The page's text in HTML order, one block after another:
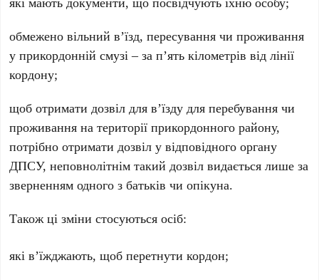
обмежено вільний вʼїзд, пересування чи проживання
у прикордонній смузі – за пʼять кілометрів від лінії
кордону;
щоб отримати дозвіл для вʼїзду для перебування чи
проживання на території прикордонного району,
потрібно отримати дозвіл у відповідного органу
ДПСУ, неповнолітнім такий дозвіл видається лише за
зверненням одного з батьків чи опікуна.
Також ці зміни стосуються осіб:
які вʼїжджають, щоб перетнути кордон;